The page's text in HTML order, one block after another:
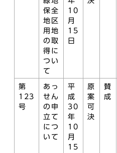
保全
地区
用地
の取
得に
つい
て
10
月
15
日
第
123
号
あっ
せん
の申
立て
につ
いて
平
成
30
年
10
月
15
原
案
可
決
賛
成